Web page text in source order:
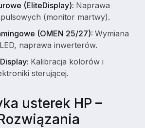
(EliteDisplay): Naprawa
(monitor martwy).
(OMEN 25/27): Wymiana
naprawa inwerterów.
Kalibracja kolorów i
sterującej.
usterek HP –